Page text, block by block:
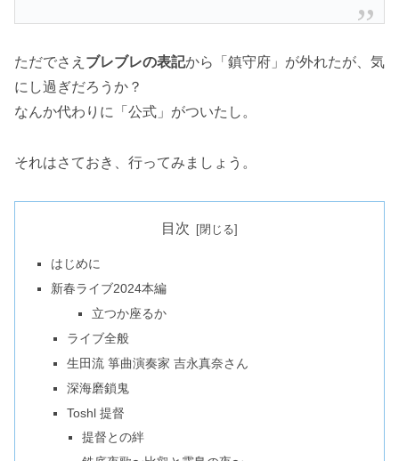
ただでさえ ブレブレの表記から「鎮守府」が外れたが、気
にし過ぎだろうか？
なんか代わりに「公式」がついたし。
それはさておき、行ってみましょう。
目次
はじめに
新春ライブ2024本編
立つか座るか
ライブ全般
生田流 箏曲演奏家 吉永真奈さん
深海磨鎖鬼
Toshl 提督
提督との絆